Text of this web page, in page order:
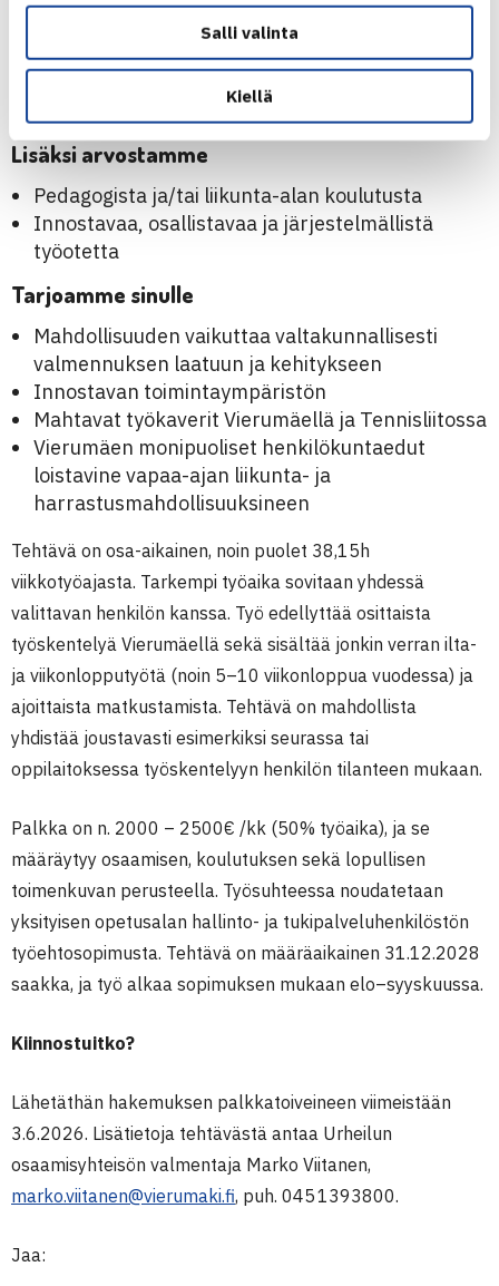
Salli valinta
Kiellä
Kehittämishakuista ja ratkaisukeskeistä
työotetta
Sujuvaa digitaalisten työkalujen ja
oppimisympäristöjen hyödyntämistä
Lisäksi arvostamme
Pedagogista ja/tai liikunta-alan koulutusta
Innostavaa, osallistavaa ja järjestelmällistä
työotetta
Tarjoamme sinulle
Mahdollisuuden vaikuttaa valtakunnallisesti
valmennuksen laatuun ja kehitykseen
Innostavan toimintaympäristön
Mahtavat työkaverit Vierumäellä ja Tennisliitossa
Vierumäen monipuoliset henkilökuntaedut
loistavine vapaa-ajan liikunta- ja
harrastusmahdollisuuksineen
Tehtävä on osa-aikainen, noin puolet 38,15h
viikkotyöajasta. Tarkempi työaika sovitaan yhdessä
valittavan henkilön kanssa. Työ edellyttää osittaista
työskentelyä Vierumäellä sekä sisältää jonkin verran ilta-
ja viikonlopputyötä (noin 5–10 viikonloppua vuodessa) ja
ajoittaista matkustamista. Tehtävä on mahdollista
yhdistää joustavasti esimerkiksi seurassa tai
oppilaitoksessa työskentelyyn henkilön tilanteen mukaan.
Palkka on n. 2000 – 2500€ /kk (50% työaika), ja se
määräytyy osaamisen, koulutuksen sekä lopullisen
toimenkuvan perusteella. Työsuhteessa noudatetaan
yksityisen opetusalan hallinto- ja tukipalveluhenkilöstön
työehtosopimusta. Tehtävä on määräaikainen 31.12.2028
saakka, ja työ alkaa sopimuksen mukaan elo–syyskuussa.
Kiinnostuitko?
Lähetäthän hakemuksen palkkatoiveineen viimeistään
3.6.2026. Lisätietoja tehtävästä antaa Urheilun
osaamisyhteisön valmentaja Marko Viitanen,
marko.viitanen@vierumaki.fi, puh. 045 1393800.
Jaa: